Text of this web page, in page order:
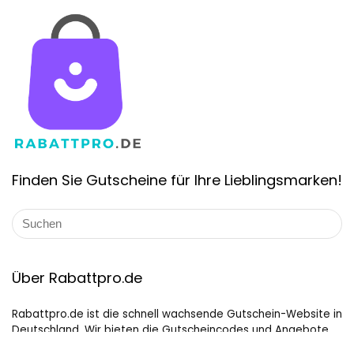
Finden Sie Gutscheine für Ihre Lieblingsmarken!
Über Rabattpro.de
Rabattpro.de ist die schnell wachsende Gutschein-Website in
Deutschland. Wir bieten die Gutscheincodes und Angebote